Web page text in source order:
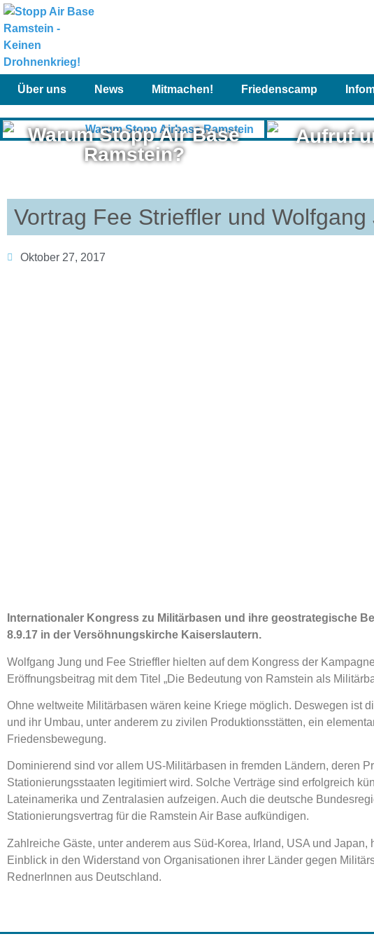
Über uns News Mitmachen! Friedenscamp
Warum Stopp Air Base
Ramstein?
Aufruf
Vortrag Fee Strieffler und Wolfgang
Oktober 27, 2017
Internationaler Kongress zu Militärbasen und ihre geostrategische
8.9.17 in der Versöhnungskirche Kaiserslautern.
Wolfgang Jung und Fee Strieffler hielten auf dem Kongress der
Eröffnungsbeitrag mit dem Titel „Die Bedeutung von Ramstein als
Ohne weltweite Militärbasen wären keine Kriege möglich. Deswegen ist
und ihr Umbau, unter anderem zu zivilen Produktionsstätten, ein
Friedensbewegung.
Dominierend sind vor allem US-Militärbasen in fremden Ländern, deren
Stationierungsstaaten legitimiert wird. Solche Verträge sind erfolgreich
Lateinamerika und Zentralasien aufzeigen. Auch die deutsche
Stationierungsvertrag für die Ramstein Air Base aufkündigen.
Zahlreiche Gäste, unter anderem aus Süd-Korea, Irland, USA und
Einblick in den Widerstand von Organisationen ihrer Länder gegen
RednerInnen aus Deutschland.